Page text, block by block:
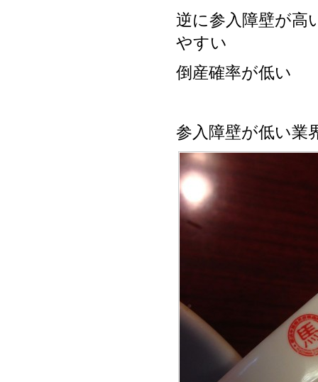
逆に参入障壁が高
やすい
倒産確率が低い
参入障壁が低い業